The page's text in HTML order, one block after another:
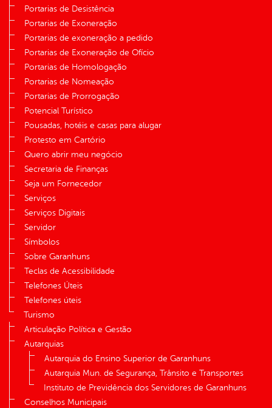
Portarias de Desistência
Portarias de Exoneração
Portarias de exoneração a pedido
Portarias de Exoneração de Ofício
Portarias de Homologação
Portarias de Nomeação
Portarias de Prorrogação
Potencial Turístico
Pousadas, hotéis e casas para alugar
Protesto em Cartório
Quero abrir meu negócio
Secretaria de Finanças
Seja um Fornecedor
Serviços
Serviços Digitais
Servidor
Símbolos
Sobre Garanhuns
Teclas de Acessibilidade
Telefones Úteis
Telefones úteis
Turismo
Articulação Política e Gestão
Autarquias
Autarquia do Ensino Superior de Garanhuns
Autarquia Mun. de Segurança, Trânsito e Transportes
Instituto de Previdência dos Servidores de Garanhuns
Conselhos Municipais